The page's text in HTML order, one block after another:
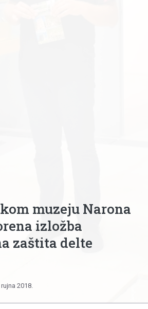
muzeju Narona
izložba
zaštita delte
2018.